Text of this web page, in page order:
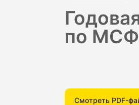
по
Смотреть PDF-